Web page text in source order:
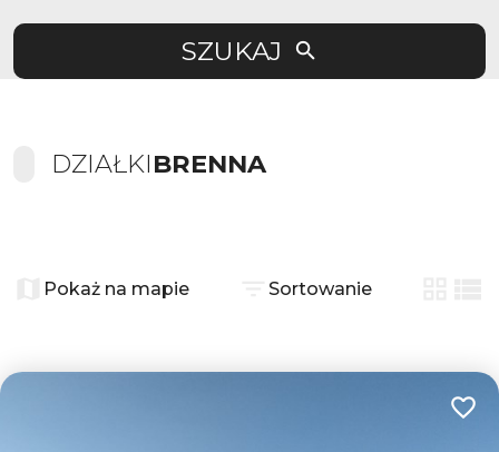
SZUKAJ
DZIAŁKIBRENNA
−
Pokaż na mapie Sortowanie